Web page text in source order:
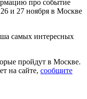
про событие
и 27 ноября в Москве
самых интересных
пройдут в Москве.
на сайте, сообщите